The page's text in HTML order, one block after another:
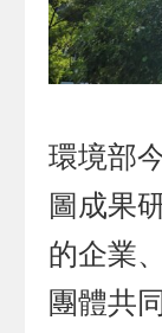
環境部
圖成果
的企業
團體共